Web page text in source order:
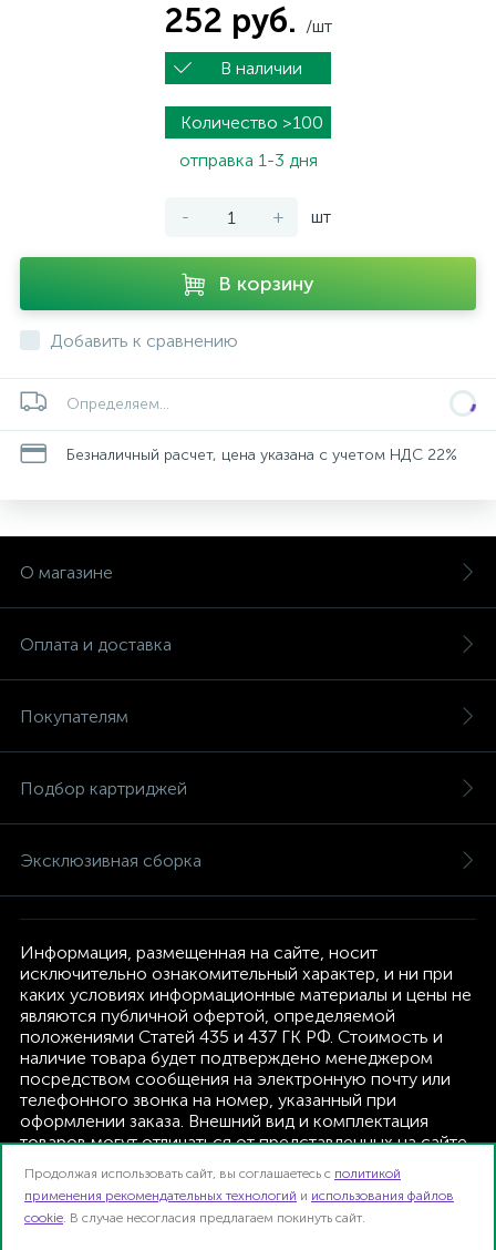
252 руб. /шт
В наличии
Количество >100
отправка 1-3 дня
- + шт
В корзину
Добавить к сравнению
Определяем...
Безналичный расчет, цена указана с учетом НДС 22%
О магазине
Оплата и доставка
Покупателям
Подбор картриджей
Эксклюзивная сборка
Информация, размещенная на сайте, носит
исключительно ознакомительный характер, и ни при
каких условиях информационные материалы и цены не
являются публичной офертой, определяемой
положениями Статей 435 и 437 ГК РФ. Стоимость и
наличие товара будет подтверждено менеджером
посредством сообщения на электронную почту или
телефонного звонка на номер, указанный при
оформлении заказа. Внешний вид и комплектация
товаров могут отличаться от представленных на сайте.
текущую комплектацию, без дополнительного
уведомления.
Продолжая использовать сайт, вы соглашаетесь с политикой
применения рекомендательных технологий и использования файлов
cookie. В случае несогласия предлагаем покинуть сайт.